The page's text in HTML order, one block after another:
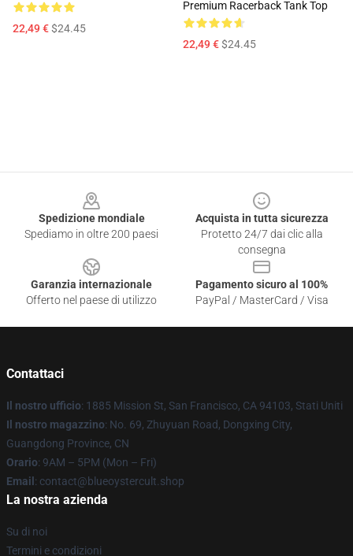
22,49 €$24.45
Premium Racerback Tank Top
22,49 €$24.45
Spedizione mondiale
Spediamo in oltre 200 paesi
Acquista in tutta sicurezza
Protetto 24/7 dai clic alla
consegna
Garanzia internazionale
Offerto nel paese di utilizzo
Pagamento sicuro al 100%
PayPal / MasterCard / Visa
Contattaci
Il nostro ufficio: 1885 Mission St, San Francisco, CA 94103, Stati Uniti
Il nostro magazzino: No. 69, Zhuyuan Road, Dongxing City,
Guangdong Province, CN
Orario: 9AM – 5PM (Mon – Fri)
Email : contact@blueoystercult.shop
La nostra azienda
Su di noi
Termini e condizioni